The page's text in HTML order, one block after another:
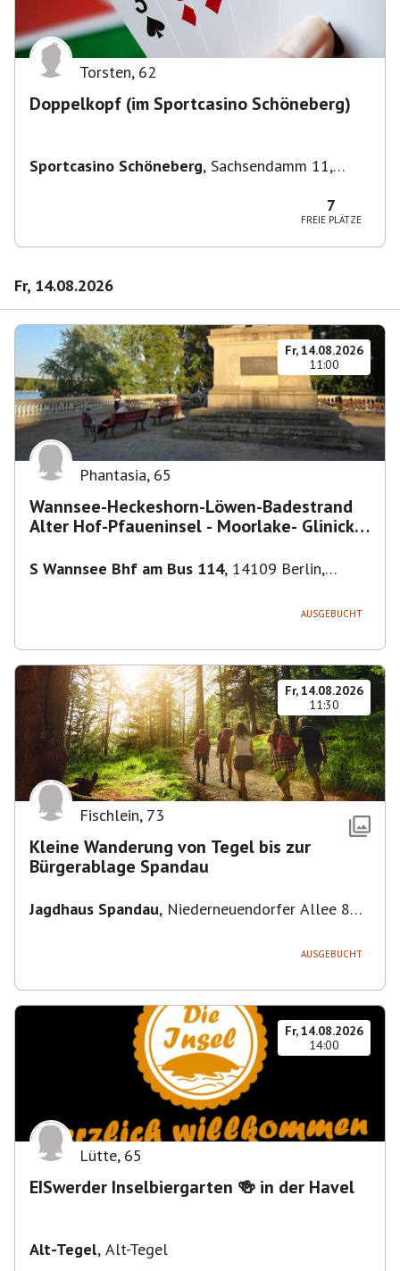
Torsten, 62
Doppelkopf (im Sportcasino Schöneberg)
Sportcasino Schöneberg, Sachsendamm 11,
7
FREIE PLÄTZE
Fr, 14.08.2026
Fr, 14.08.2026
11:00
Phantasia, 65
Wannsee-Heckeshorn-Löwen-Badestrand
Alter Hof-Pfaueninsel - Moorlake- Glinicker
S Wannsee Bhf am Bus 114, 14109 Berlin,
AUSGEBUCHT
Fr, 14.08.2026
11:30
Fischlein, 73
Kleine Wanderung von Tegel bis zur
Bürgerablage Spandau
Jagdhaus Spandau, Niederneuendorfer Allee 80,
AUSGEBUCHT
Fr, 14.08.2026
14:00
Lütte, 65
EISwerder Inselbiergarten 🍻 in der Havel
Alt-Tegel, Alt-Tegel